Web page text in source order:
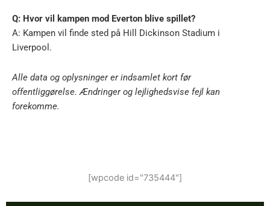
Q: Hvor vil kampen mod Everton blive spillet?
A: Kampen vil finde sted på Hill Dickinson Stadium i
Liverpool.
Alle data og oplysninger er indsamlet kort før
offentliggørelse. Ændringer og lejlighedsvise fejl kan
forekomme.
[wpcode id="735444"]